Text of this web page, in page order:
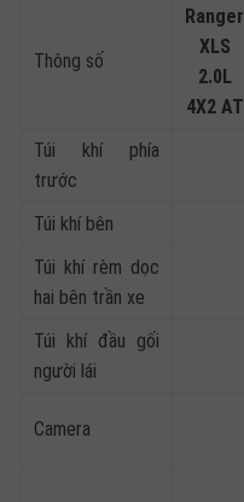
Thông số
Ranger
XLS
2.0L
4X2 AT
Túi khí phía
trước
Túi khí bên
Túi khí rèm dọc
hai bên trần xe
Túi khí đầu gối
người lái
Camera